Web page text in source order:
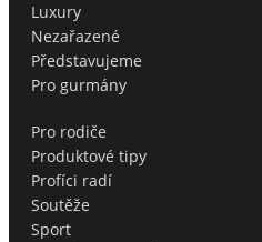
Luxury
Nezařazené
Představujeme
Pro gurmány
Pro rodiče
Produktové tipy
Profíci radí
Soutěže
Sport